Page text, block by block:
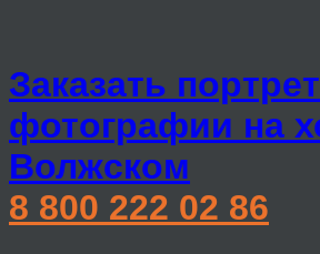
Заказать
фотографии на
Волжском
8 800 222 02 86